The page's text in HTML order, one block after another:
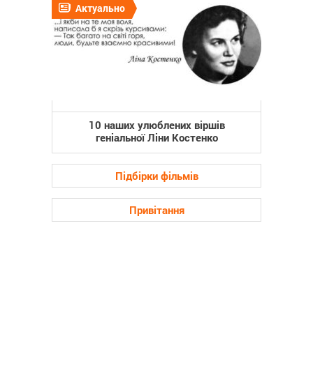
Актуально
10 наших улюблених віршів
геніальної Ліни Костенко
Підбірки фільмів
Привітання